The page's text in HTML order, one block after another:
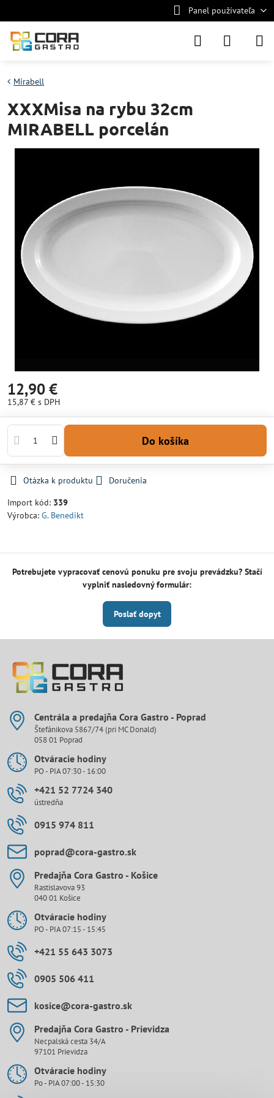
Panel používateľa
Mirabell
XXXMisa na rybu 32cm
MIRABELL porcelán
12,90 €
15,87 € s DPH
Do košíka
Otázka k produktu
Doručenia
Import kód: 339
Výrobca: G. Benedikt
Potrebujete vypracovať cenovú ponuku pre svoju prevádzku? Stačí
vyplniť nasledovný formulár:
Poslať dopyt
Centrála a predajňa Cora Gastro - Poprad
Štefánikova 5867/74 (pri MC Donald)
058 01 Poprad
Otváracie hodiny
PO - PIA 07:30 - 16:00
+421 52 7724 340
ústredňa
0915 974 811
poprad​@cora-gastro​.sk
Predajňa Cora Gastro - Košice
Rastislavova 93
040 01 Košice
Otváracie hodiny
PO - PIA 07:15 - 15:45
+421 55 643 3073
0905 506 411
kosice​@cora-gastro​.sk
Predajňa Cora Gastro - Prievidza
Necpalská cesta 34/A
97101 Prievidza
Otváracie hodiny
Po - PIA 07:00 - 15:30